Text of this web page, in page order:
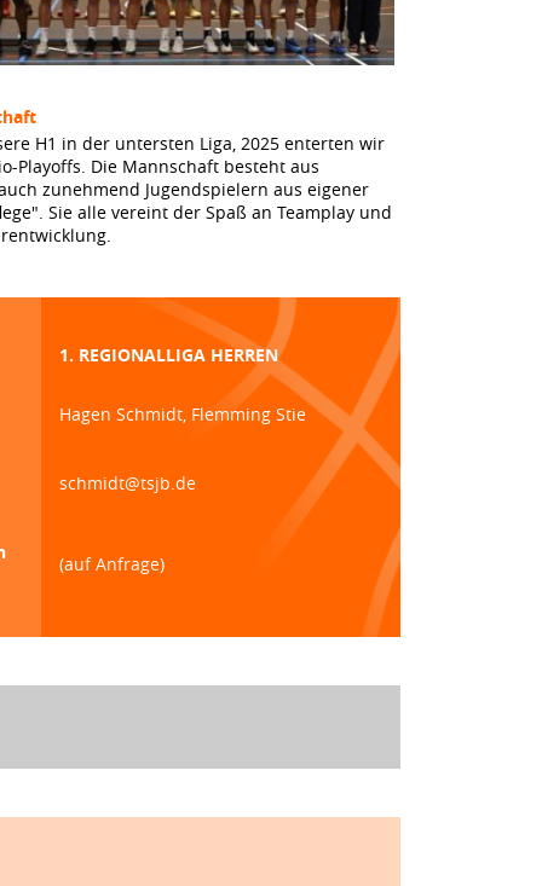
H1 in der untersten Liga, 2025 enterten wir
Playoffs. Die Mannschaft besteht aus
zunehmend Jugendspielern aus eigener
Sie alle vereint der Spaß an Teamplay und
1. REGIONALLIGA HERREN
Hagen Schmidt, Flemming Stie
schmidt@tsjb.de
(auf Anfrage)